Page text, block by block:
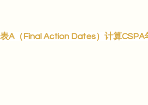
表A（Final Action Dates）计算